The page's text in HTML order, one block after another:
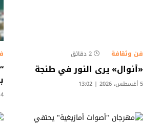
فن وثقافة 2 دقائق
«أنوال» يرى النور في طنجة
5 أغسطس، 2026 | 13:02
4 أغسطس، 2026 | 22:35